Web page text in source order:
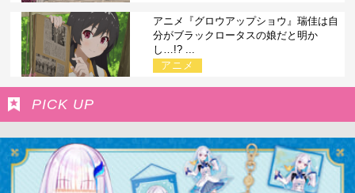
アニメ『グロウアップショウ』瑞佳は自
分がブラックロータスの娘だと明か
し…!? ...
アニメ
PICK UP